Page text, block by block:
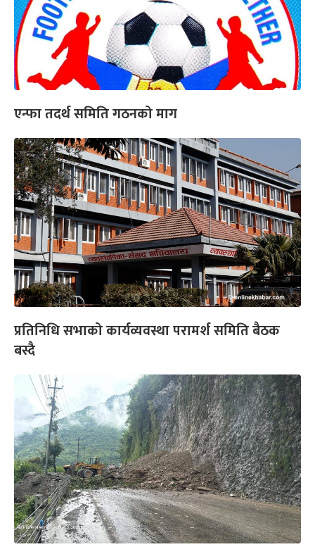
एन्फा तदर्थ समिति गठनको माग
प्रतिनिधि सभाको कार्यव्यवस्था परामर्श समिति बैठक
बस्दै